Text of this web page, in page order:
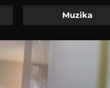
Muzika